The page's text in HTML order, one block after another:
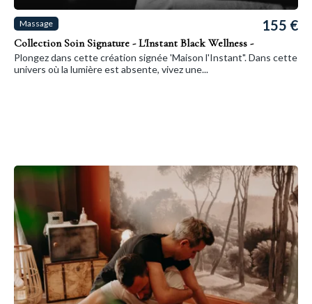
Massage
Collection Soin Signature - L'Instant Black Wellness -
155 €
Plongez dans cette création signée 'Maison l'Instant". Dans cette
univers où la lumière est absente, vivez une...